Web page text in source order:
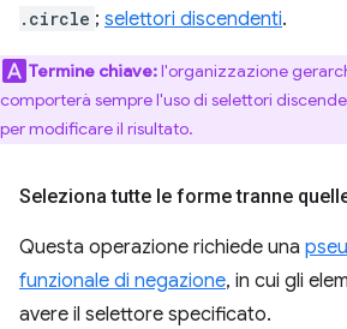
.circle ; selettori discendenti.
Termine chiave:l'organizzazione
comporterà sempre l'uso di selettori
per modificare il risultato.
Seleziona tutte le forme tranne
Questa operazione richiede una
funzionale di negazione, in cui gli
avere il selettore specificato.